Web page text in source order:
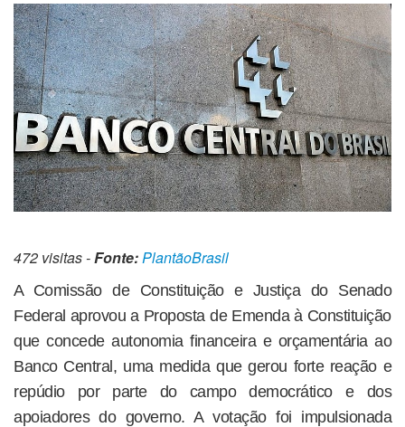
472 visitas -Fonte:PlantãoBrasil
A Comissão de Constituição e Justiça do Senado
Federal aprovou a Proposta de Emenda à Constituição
que concede autonomia financeira e orçamentária ao
Banco Central, uma medida que gerou forte reação e
repúdio por parte do campo democrático e dos
apoiadores do governo. A votação foi impulsionada